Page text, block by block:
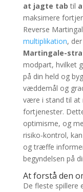
at jagte tab til
maksimere
Reverse
multiplikation,
Martingale-
modpart, hvilket
på din held og
væddemål og
være i stand til at
fortjenester.
optimisme, og
risiko-kontrol,
og træffe
begyndelsen på
At forstå den
De fleste spillere